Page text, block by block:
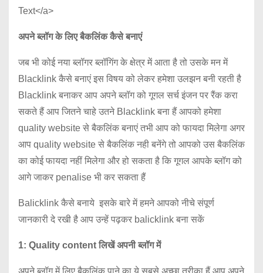
Text</a>
अपने ब्लॉग के लिए बैकलिंक कैसे बनाएं
जब भी कोई नया ब्लॉगर ब्लॉगिंग के क्षेत्र में आता है तो उसके मन में
Blacklink कैसे बनाएं इस विषय को लेकर हमेशा उलझन बनी रहती है
Blacklink बनाकर आप अपने ब्लॉग को गूगल सर्च इंजन पर रैंक करा
सकते हैं आप जितने चाहे उतने Blacklink बना हैं आपको हमेशा
quality website से बैकलिंक बनाएं तभी आप को फायदा मिलेगा अगर
आप quality website से बैकलिंक नही बनेंगे तो आपको उस बैकलिंक
का कोई फायदा नहीं मिलेगा और हो सकता है कि गूगल आपके ब्लॉग को
आगे जाकर penalise भी कर सकता हैं
Balicklink कैसे बनाये इसके बारे में हमने आपको नीचे संपूर्ण
जानकारी दे रखी है आप उन्हें पढ़कर balicklink बना सकें
1: Quality content लिखें अपनी ब्लॉग में
अपने ब्लॉग में लिए बैकलिंक पाने का ये सबसे अच्छा तरीका हैं आप अपने